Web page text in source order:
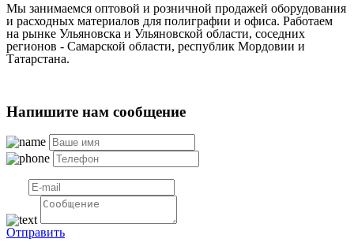
Мы занимаемся оптовой и розничной продажей оборудования
и расходных материалов для полиграфии и офиса. Работаем
на рынке Ульяновска и Ульяновской области, соседних
регионов - Самарской области, республик Мордовии и
Татарстана.
Напишите нам сообщение
Отправить